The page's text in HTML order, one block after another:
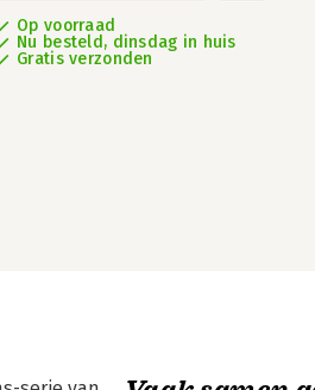
Op voorraad
Nu besteld, dinsdag in huis
Gratis verzonden